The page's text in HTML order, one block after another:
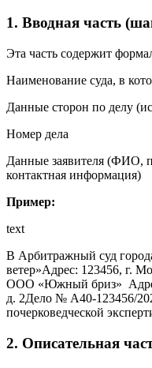
1. Вводная часть
Эта часть содержит
Наименование суда, в
Данные сторон по делу
Номер дела
Данные заявителя (ФИО,
контактная информация)
Пример:
text
В Арбитражный суд
ветер»Адрес: 123456, г.
ООО «Южный бриз»
д. 2Дело № А40-123456/
почерковедческой
2. Описательная